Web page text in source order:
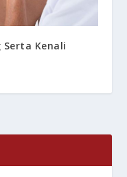
Kenali